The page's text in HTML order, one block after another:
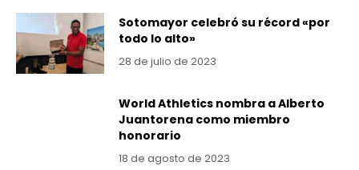
Sotomayor celebró su récord «por
todo lo alto»
28 de julio de 2023
World Athletics nombra a Alberto
Juantorena como miembro
honorario
18 de agosto de 2023